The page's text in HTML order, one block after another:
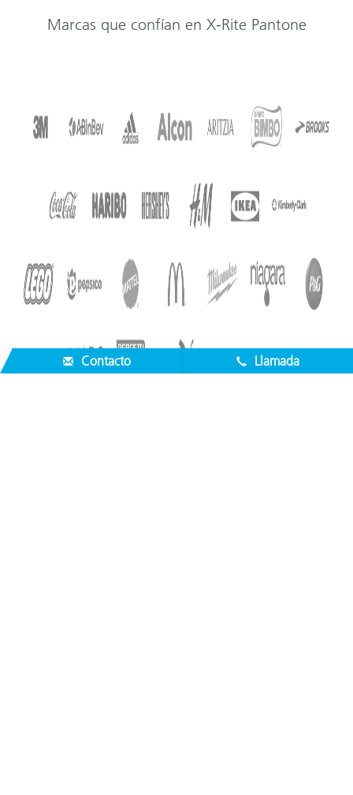
Marcas que confían en X-Rite Pantone
Contacto Llamada